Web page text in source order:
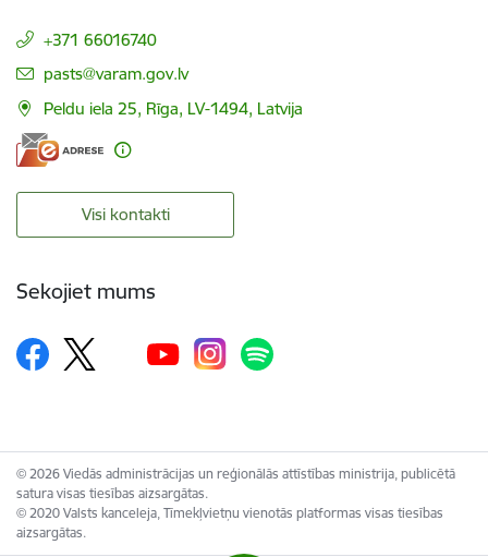
+371 66016740
E-pasts:
pasts@varam.gov.lv
Peldu iela 25, Rīga, LV-1494, Latvija
Visi kontakti
Sekojiet mums
© 2026 Viedās administrācijas un reģionālās attīstības ministrija, publicētā
satura visas tiesības aizsargātas.
© 2020 Valsts kanceleja, Tīmekļvietņu vienotās platformas visas tiesības
aizsargātas.